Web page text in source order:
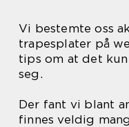
Vi bestemte oss
trapesplater på
tips om at det
seg.
Der fant vi blant
finnes veldig